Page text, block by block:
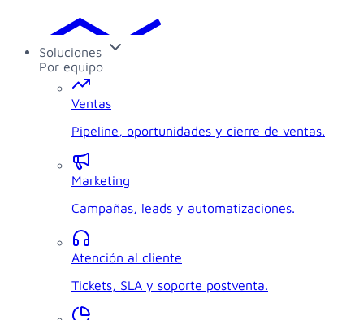
Soluciones
Por equipo
Ventas
Pipeline, oportunidades y cierre de ventas.
Marketing
Campañas, leads y automatizaciones.
Atención al cliente
Tickets, SLA y soporte postventa.